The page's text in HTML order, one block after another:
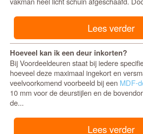
Lees verder
Hoeveel kan ik een deur inkorten?
Bij Voordeeldeuren staat bij iedere
hoeveel deze maximaal ingekort en
veelvoorkomend voorbeeld bij een MDF-
10 mm voor de deurstijlen en de
de...
Lees verder